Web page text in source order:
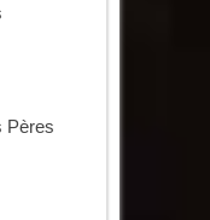
Pères